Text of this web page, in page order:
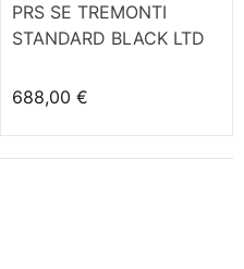
PRS SE TREMONTI
STANDARD BLACK LTD
688,00 €